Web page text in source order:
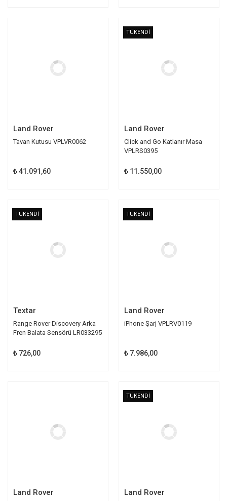
Land Rover
Tavan Kutusu VPLVR0062
₺ 41.091,60
TÜKENDİ
Land Rover
Click and Go Katlanır Masa
VPLRS0395
₺ 11.550,00
TÜKENDİ
Textar
Range Rover Discovery Arka
Fren Balata Sensörü LR033295
₺ 726,00
TÜKENDİ
Land Rover
iPhone Şarj VPLRV0119
₺ 7.986,00
Land Rover
TÜKENDİ
Land Rover